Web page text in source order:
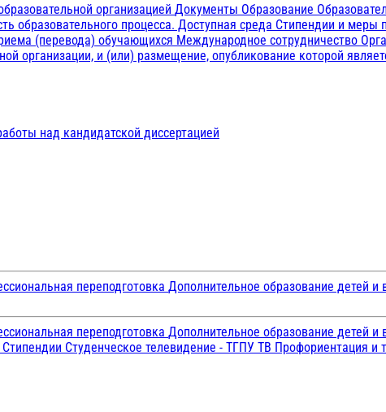
организацией Документы Образование
образовательного процесса. Доступная среда Стипендии и меры
(перевода) обучающихся Международное сотрудничество
организации, и (или) размещение, опубликование которой
над кандидатской диссертацией
переподготовка Дополнительное образование детей и
переподготовка Дополнительное образование детей и
Стипендии Студенческое телевидение - ТГПУ ТВ Профориентация и